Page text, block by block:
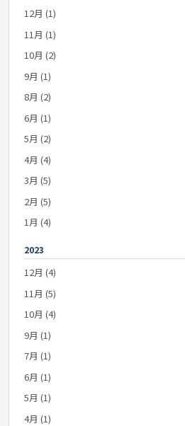
12月 (1)
11月 (1)
10月 (2)
9月 (1)
8月 (2)
6月 (1)
5月 (2)
4月 (4)
3月 (5)
2月 (5)
1月 (4)
2023
12月 (4)
11月 (5)
10月 (4)
9月 (1)
7月 (1)
6月 (1)
5月 (1)
4月 (1)